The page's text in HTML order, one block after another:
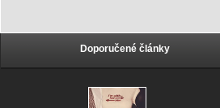
Doporučené články